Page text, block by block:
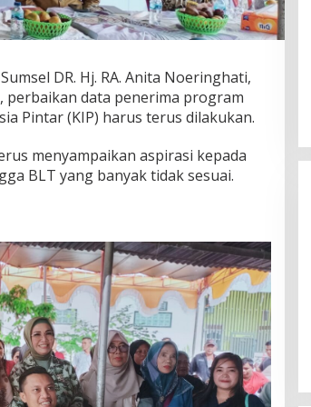
DR. Hj. RA. Anita Noeringhati,
perbaikan data penerima program
Pintar (KIP) harus terus dilakukan.
menyampaikan aspirasi kepada
BLT yang banyak tidak sesuai.
DPW PAN Sumsel Segera
Laksanakan Musyawarah Wilayah
2025
Di Politik Sabtu, 15-03-2025, | 17:12,